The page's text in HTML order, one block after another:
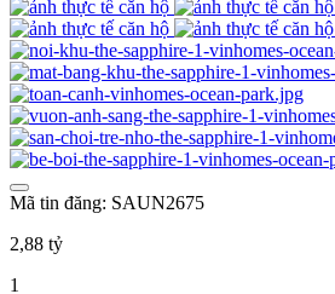
Mã tin đăng: SAUN2675
2,88 tỷ
1